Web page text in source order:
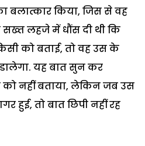
बलात्कार किया, जिस से वह
लहजे में धौंस दी थी कि
को बताई, तो वह उस के
यह बात सुन कर
नहीं बताया, लेकिन जब उस
हुई, तो बात छिपी नहीं रह